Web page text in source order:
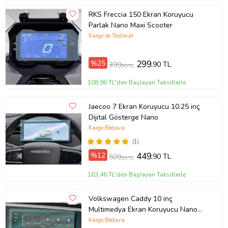
Ürün Kodu: kcm6845202
RKS Freccia 150 Ekran Koruyucu
Parlak Nano Maxi Scooter
Kargo ile Teslimat
%25 399,90 TL 299,90 TL
108,96 TL'den Başlayan Taksitlerle
Jaecoo 7 Ekran Koruyucu 10.25 inç
Dijital Gösterge Nano
(1)
Kargo Bedava
%12 509,90 TL 449,90 TL
163,46 TL'den Başlayan Taksitlerle
Volkswagen Caddy 10 inç
Multimedya Ekran Koruyucu Nano
(Şeffaf)
Kargo Bedava